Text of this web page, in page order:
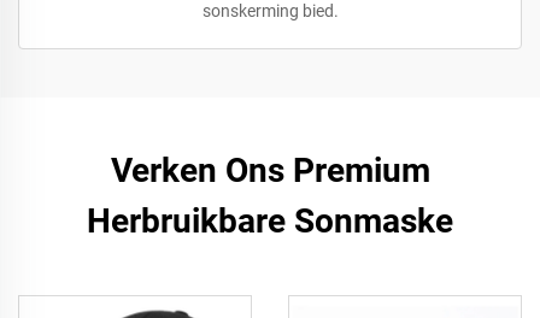
sonskerming bied.
Verken Ons Premium
Herbruikbare Sonmaske